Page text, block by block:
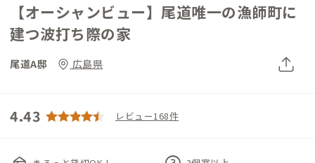
【オーシャンビュー】尾道唯一の漁師町に
建つ波打ち際の家
尾道A邸 広島県
4.43 レビュー168件